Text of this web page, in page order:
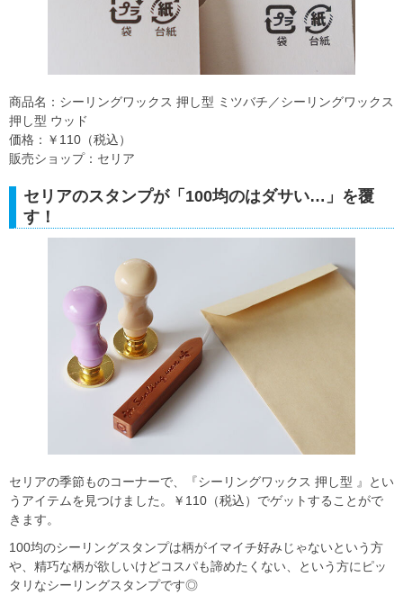
商品名：シーリングワックス 押し型 ミツバチ／シーリングワックス
押し型 ウッド
価格：￥110（税込）
販売ショップ：セリア
セリアのスタンプが「100均のはダサい…」を覆
す！
セリアの季節ものコーナーで、『シーリングワックス 押し型 』とい
うアイテムを見つけました。￥110（税込）でゲットすることがで
きます。
100均のシーリングスタンプは柄がイマイチ好みじゃないという方
や、精巧な柄が欲しいけどコスパも諦めたくない、という方にピッ
タリなシーリングスタンプです◎